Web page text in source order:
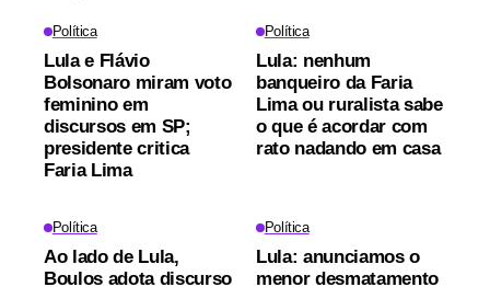
Política
Lula e Flávio
Bolsonaro miram voto
feminino em
discursos em SP;
presidente critica
Faria Lima
Política
Lula: nenhum
banqueiro da Faria
Lima ou ruralista sabe
o que é acordar com
rato nadando em casa
Política
Ao lado de Lula,
Boulos adota discurso
Política
Lula: anunciamos o
menor desmatamento